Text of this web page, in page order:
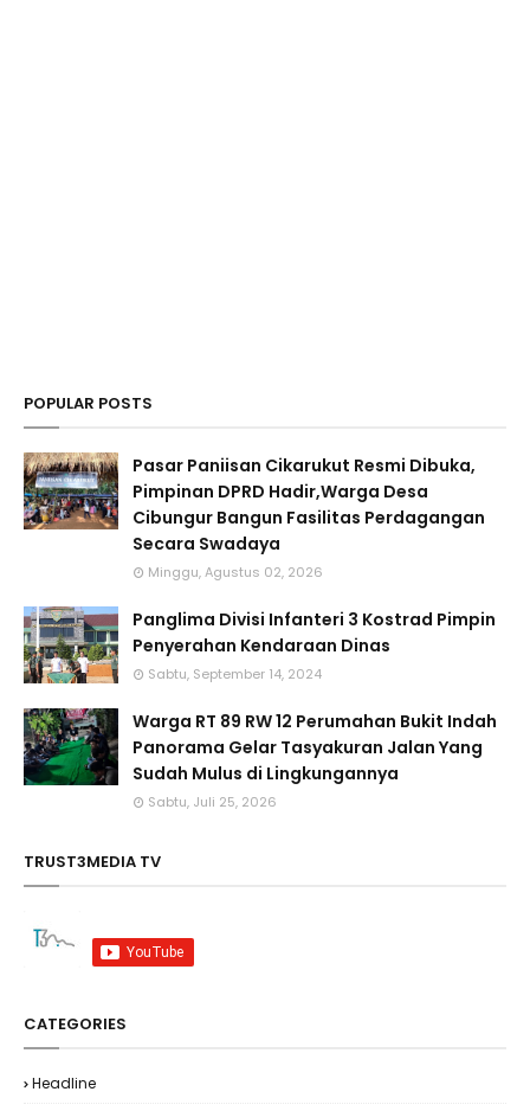
POPULAR POSTS
Pasar Paniisan Cikarukut Resmi Dibuka,
Pimpinan DPRD Hadir,Warga Desa
Cibungur Bangun Fasilitas Perdagangan
Secara Swadaya
Minggu, Agustus 02, 2026
Panglima Divisi Infanteri 3 Kostrad Pimpin
Penyerahan Kendaraan Dinas
Sabtu, September 14, 2024
Warga RT 89 RW 12 Perumahan Bukit Indah
Panorama Gelar Tasyakuran Jalan Yang
Sudah Mulus di Lingkungannya
Sabtu, Juli 25, 2026
TRUST3MEDIA TV
CATEGORIES
Headline